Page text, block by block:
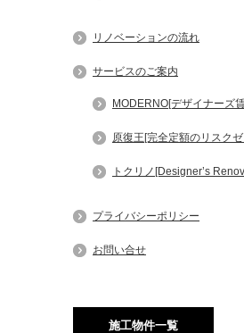
リノベーションの流れ
サービスのご案内
MODERNO[デザイナーズ
原復王[完全定額のリスク
トクリノ[Designer’s
プライバシーポリシー
お問い合せ
施工物件一覧